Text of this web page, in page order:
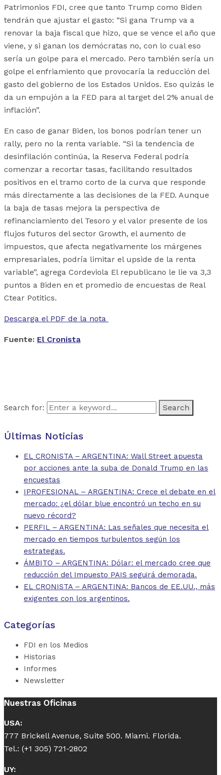
Patrimonios FDI, cree que tanto Trump como Biden
tendrán que ajustar el gasto: “Si gana Trump va a
renovar la baja fiscal que hizo, que se vence el año que
viene, y si ganan los demócratas no, con lo cual eso
sería un golpe para el mercado. Pero también sería un
golpe el enfriamiento que provocaría la reducción del
gasto del gobierno de los Estados Unidos. Eso quizás le
da un empujón a la FED para al target del 2% anual de
inflación”.
En caso de ganar Biden, los bonos podrían tener un
rally, pero no la renta variable. “Si la tendencia de
desinfilación continúa, la Reserva Federal podría
comenzar a recortar tasas, facilitando resultados
positivos en el tramo corto de la curva que responde
más directamente a las decisiones de la FED. Aunque
la baja de tasas mejora la perspectiva de
refinanciamiento del Tesoro y el valor presente de los
flujos futuros del sector Growth, el aumento de
impuestos, que afecta negativamente los márgenes
empresariales, podría limitar el upside de la renta
variable”, agrega Cordeviola El republicano le lie va 3,3
puntos a Biden en et promedio de encuestas de Real
Ctear Potitics.
Descarga el PDF de la nota
Fuente: El Cronista
Search for:
Últimas Noticias
EL CRONISTA – ARGENTINA: Wall Street apuesta
por acciones ante la suba de Donald Trump en las
encuestas
IPROFESIONAL – ARGENTINA: Crece el debate en el
mercado: ¿el dólar blue encontró un techo en su
nuevo récord?
PERFIL – ARGENTINA: Las señales que necesita el
mercado en tiempos turbulentos según los
estrategas.
ÁMBITO – ARGENTINA: Dólar: el mercado cree que
reducción del Impuesto PAIS seguirá demorada.
EL CRONISTA – ARGENTINA: Bancos de EE.UU., más
exigentes con los argentinos.
Categorías
FDI en los Medios
Historias
Informes
Newsletter
Nuestras Oficinas
USA:
777 Brickell Avenue, Suite 500. Miami. Florida.
Tel.: (+1 305) 721-2802
UY: